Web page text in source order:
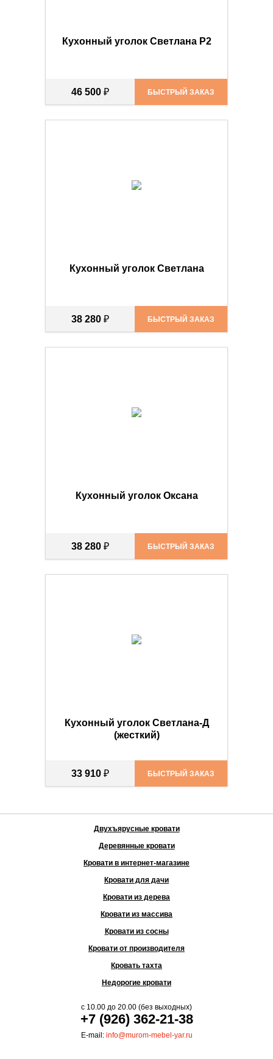
Кухонный уголок Светлана Р2
46 500 ₽ БЫСТРЫЙ ЗАКАЗ
Кухонный уголок Светлана
38 280 ₽ БЫСТРЫЙ ЗАКАЗ
Кухонный уголок Оксана
38 280 ₽ БЫСТРЫЙ ЗАКАЗ
Кухонный уголок Светлана-Д
(жесткий)
33 910 ₽ БЫСТРЫЙ ЗАКАЗ
Двухъярусные кровати
Деревянные кровати
Кровати в интернет-магазине
Кровати для дачи
Кровати из дерева
Кровати из массива
Кровати из сосны
Кровати от производителя
Кровать тахта
Недорогие кровати
с 10.00 до 20.00 (без выходных)
+7 (926) 362-21-38
E-mail: info@murom-mebel-yar.ru